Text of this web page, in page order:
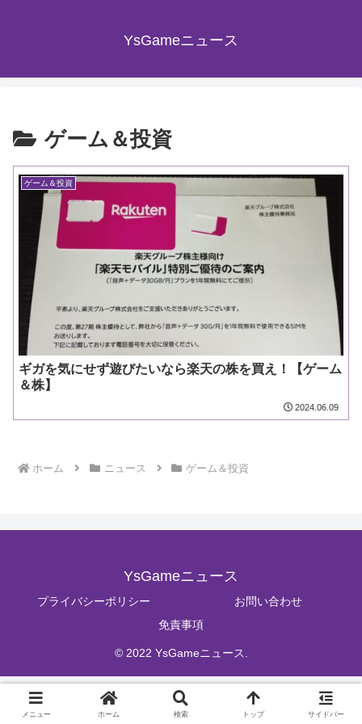
YsGameニュース
ゲーム＆投資
ゲーム＆投資
ギガを気にせず遊びたいなら楽天の株を買え！【ゲーム
＆株】
2024.06.09
ホーム ニュース ゲーム＆投資
YsGameニュース
プライバシーポリシー
お問い合わせ
免責事項
© 2022 YsGameニュース.
メニュー ホーム 検索 トップ サイドバー